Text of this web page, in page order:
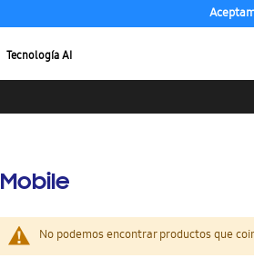
Tecnología AI
Mobile
No podemos encontrar productos que